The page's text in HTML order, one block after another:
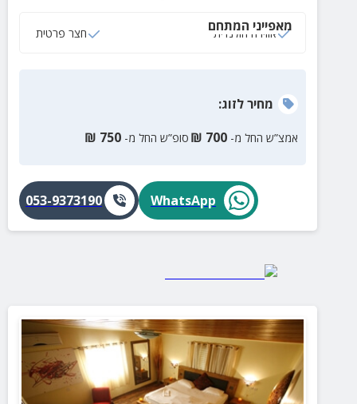
מאפייני המתחם
אווירה הולנדית חצר פרטית
מחירלזוג:
אמצ”ש החל מ- 700
₪ סופ”ש החל מ- 750
₪
WhatsApp
053-9373190